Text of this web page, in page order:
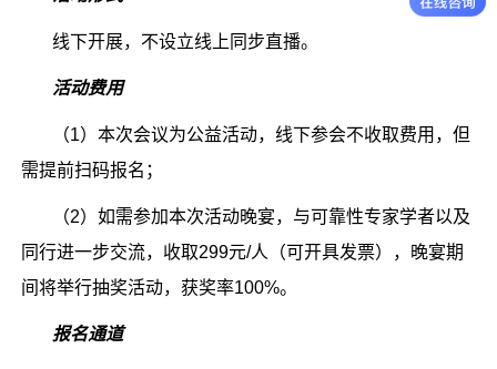
线下开展，不设立线上同步直播。
活动费用
（1）本次会议为公益活动，线下参会不收取费用，但
需提前扫码报名；
（2）如需参加本次活动晚宴，与可靠性专家学者以及
同行进一步交流，收取299元/人（可开具发票），晚宴期
间将举行抽奖活动，获奖率100%。
报名通道